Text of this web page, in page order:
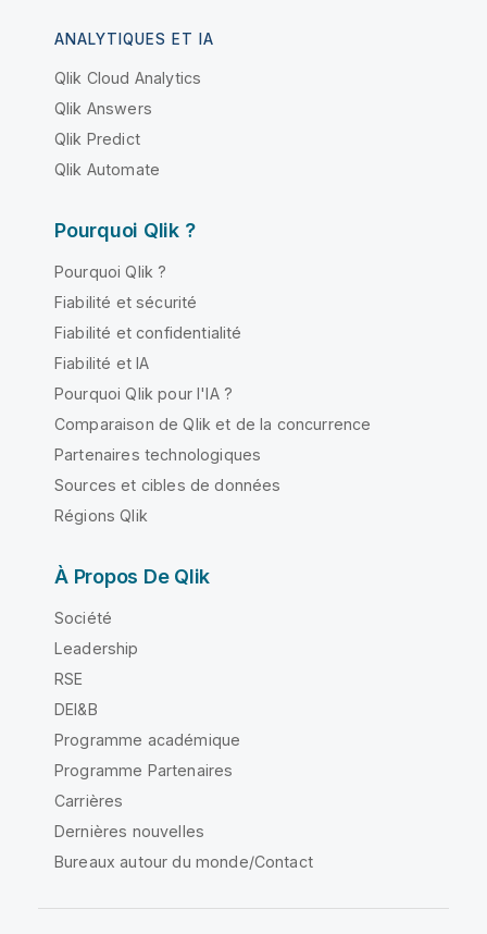
ANALYTIQUES ET IA
Qlik Cloud Analytics
Qlik Answers
Qlik Predict
Qlik Automate
Pourquoi Qlik ?
Pourquoi Qlik ?
Fiabilité et sécurité
Fiabilité et confidentialité
Fiabilité et IA
Pourquoi Qlik pour l'IA ?
Comparaison de Qlik et de la concurrence
Partenaires technologiques
Sources et cibles de données
Régions Qlik
À Propos De Qlik
Société
Leadership
RSE
DEI&B
Programme académique
Programme Partenaires
Carrières
Dernières nouvelles
Bureaux autour du monde/Contact